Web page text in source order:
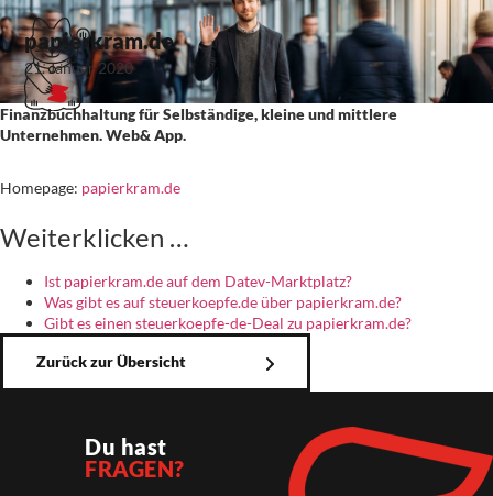
papierkram.de
21. Januar 2020
Finanzbuchhaltung für Selbständige, kleine und mittlere
Unternehmen. Web& App.
Homepage: papierkram.de
Weiterklicken …
Ist papierkram.de auf dem Datev-Marktplatz?
Was gibt es auf steuerkoepfe.de über papierkram.de?
Gibt es einen steuerkoepfe-de-Deal zu papierkram.de?
Zurück zur Übersicht
Du hast
FRAGEN?